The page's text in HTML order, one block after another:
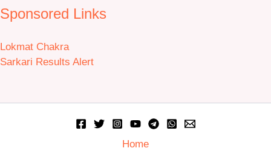
Sponsored Links
Lokmat Chakra
Sarkari Results Alert
Home